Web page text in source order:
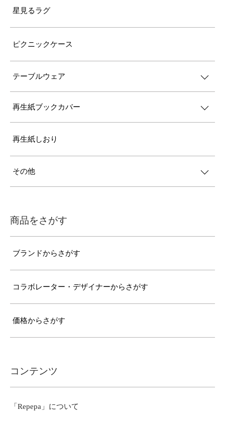
星見るラグ
ピクニックケース
テーブルウェア
再生紙ブックカバー
再生紙しおり
その他
商品をさがす
ブランドからさがす
コラボレーター・デザイナーからさがす
価格からさがす
コンテンツ
「Repepa」について